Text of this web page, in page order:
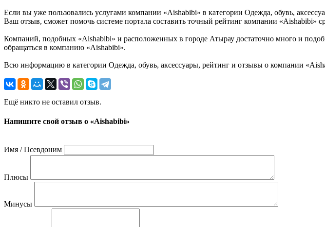
Если вы уже пользовались услугами компании «Aishabibi» в категории Одежда, обувь,
Ваш отзыв, сможет помочь системе портала составить точный рейтинг компании «Aishabibi»
Компаний, подобных «Aishabibi» и расположенных в городе Атырау достаточно много и
обращаться в компанию «Aishabibi».
Всю информацию в категории Одежда, обувь, аксессуары, рейтинг и отзывы о компании
Ещё никто не оставил отзыв.
Напишите свой отзыв о «Aishabibi»
Имя / Псевдоним
Плюсы
Минусы